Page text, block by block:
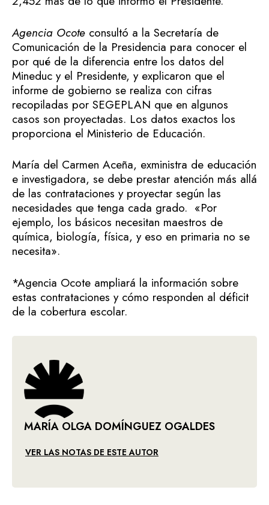
Agencia Ocote consultó a la Secretaría de
Comunicación de la Presidencia para conocer el
por qué de la diferencia entre los datos del
Mineduc y el Presidente, y explicaron que el
informe de gobierno se realiza con cifras
recopiladas por SEGEPLAN que en algunos
casos son proyectadas. Los datos exactos los
proporciona el Ministerio de Educación.
María del Carmen Aceña, exministra de educación
e investigadora, se debe prestar atención más allá
de las contrataciones y proyectar según las
necesidades que tenga cada grado. «Por
ejemplo, los básicos necesitan maestros de
química, biología, física, y eso en primaria no se
necesita».
*Agencia Ocote ampliará la información sobre
estas contrataciones y cómo responden al déficit
de la cobertura escolar.
MARÍA OLGA DOMÍNGUEZ OGALDES
VER LAS NOTAS DE ESTE AUTOR